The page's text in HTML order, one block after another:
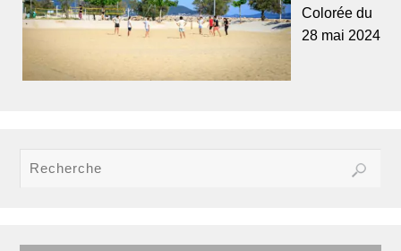
Colorée du
28 mai 2024